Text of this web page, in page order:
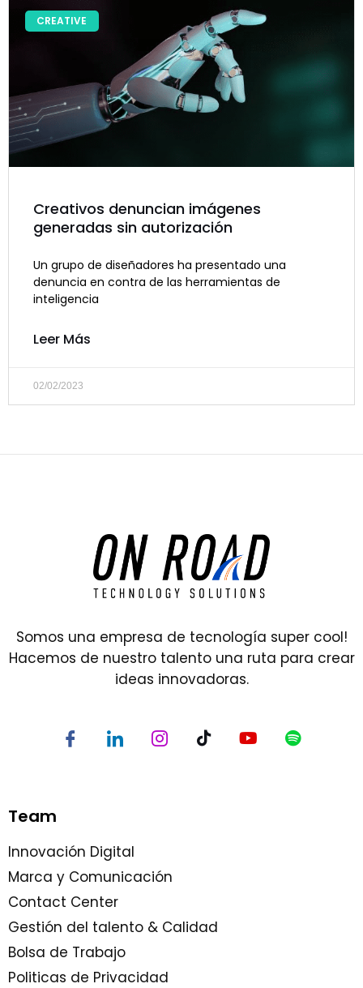
CREATIVE
Creativos denuncian imágenes
generadas sin autorización
Un grupo de diseñadores ha presentado una
denuncia en contra de las herramientas de
inteligencia
Leer Más
02/02/2023
Somos una empresa de tecnología super cool!
Hacemos de nuestro talento una ruta para crear
ideas innovadoras.
Team
Innovación Digital
Marca y Comunicación
Contact Center
Gestión del talento & Calidad
Bolsa de Trabajo
Politicas de Privacidad